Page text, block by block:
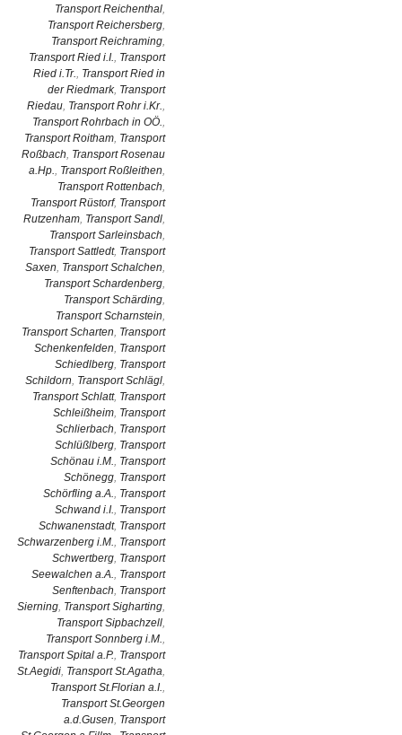
Transport Reichenthal,
Transport Reichersberg,
Transport Reichraming,
Transport Ried i.I., Transport
Ried i.Tr., Transport Ried in
der Riedmark, Transport
Riedau, Transport Rohr i.Kr.,
Transport Rohrbach in OÖ.,
Transport Roitham, Transport
Roßbach, Transport Rosenau
a.Hp., Transport Roßleithen,
Transport Rottenbach,
Transport Rüstorf, Transport
Rutzenham, Transport Sandl,
Transport Sarleinsbach,
Transport Sattledt, Transport
Saxen, Transport Schalchen,
Transport Schardenberg,
Transport Schärding,
Transport Scharnstein,
Transport Scharten, Transport
Schenkenfelden, Transport
Schiedlberg, Transport
Schildorn, Transport Schlägl,
Transport Schlatt, Transport
Schleißheim, Transport
Schlierbach, Transport
Schlüßlberg, Transport
Schönau i.M., Transport
Schönegg, Transport
Schörfling a.A., Transport
Schwand i.I., Transport
Schwanenstadt, Transport
Schwarzenberg i.M., Transport
Schwertberg, Transport
Seewalchen a.A., Transport
Senftenbach, Transport
Sierning, Transport Sigharting,
Transport Sipbachzell,
Transport Sonnberg i.M.,
Transport Spital a.P., Transport
St.Aegidi, Transport St.Agatha,
Transport St.Florian a.I.,
Transport St.Georgen
a.d.Gusen, Transport